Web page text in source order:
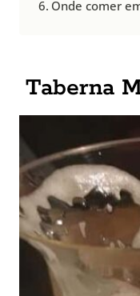
Onde comer
Taberna